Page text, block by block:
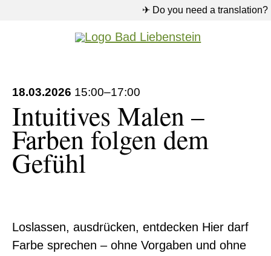
✈ Do you need a translation?
18.03.2026 15:00–17:00
Intuitives Malen –
Farben folgen dem
Gefühl
Loslassen, ausdrücken, entdecken Hier darf
Farbe sprechen – ohne Vorgaben und ohne